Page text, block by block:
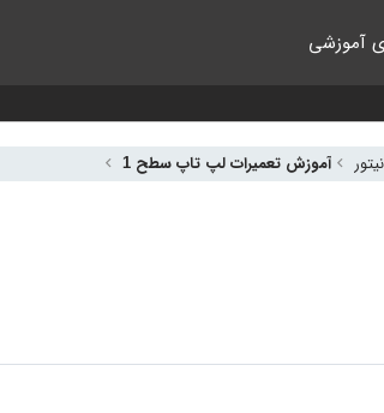
آموزشی
آموزش تعمیرات لپ تاپ سطح 1